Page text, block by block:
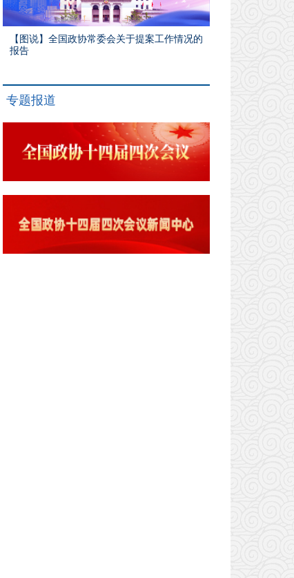
【图说】全国政协常委会关于提案工作情况的
报告
专题报道